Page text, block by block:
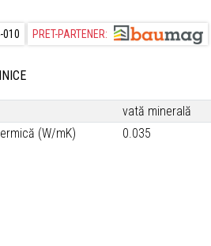
010 PRET-PARTENER:
vată minerală
(W/mK)
0.035